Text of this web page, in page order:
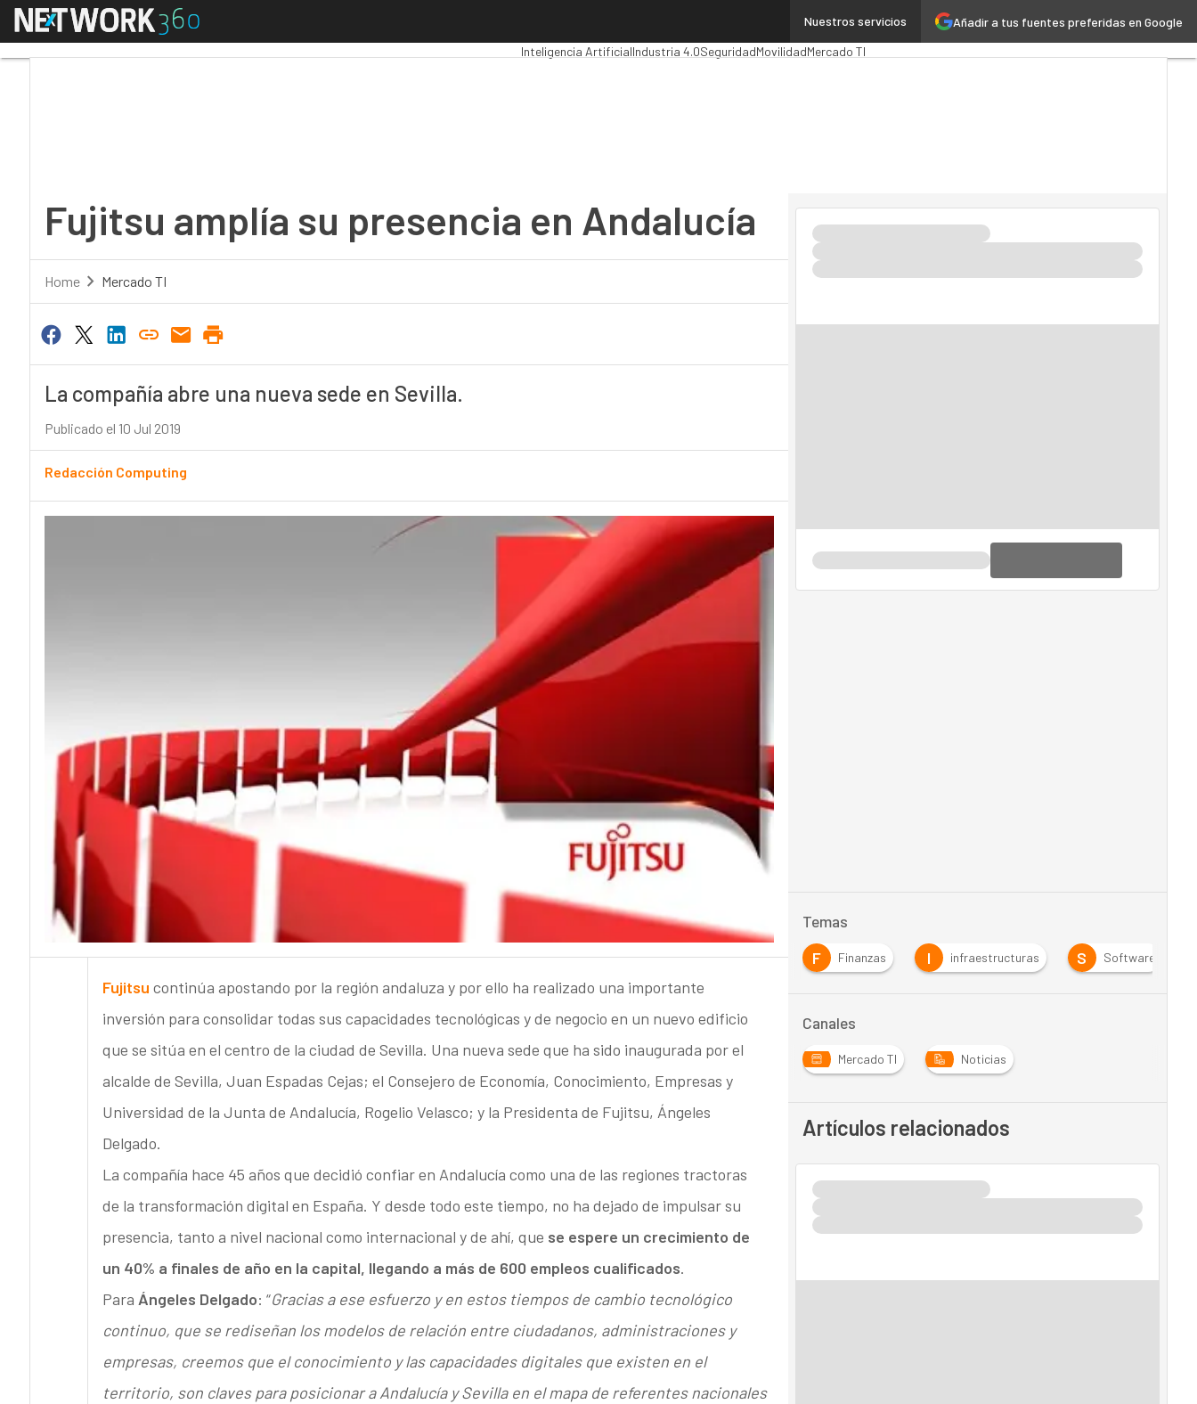
Añadir a tus fuentes preferidas en Google
Nuestros servicios
Menú MarTechCloud
Inteligencia ArtificialIndustria 4.0SeguridadMovilidadMercado TI
Fujitsu amplía su presencia en Andalucía
Home Mercado TI
La compañía abre una nueva sede en Sevilla.
Publicado el 10 Jul 2019
Redacción Computing
Fujitsu continúa apostando por la región andaluza y por ello ha realizado una importante
inversión para consolidar todas sus capacidades tecnológicas y de negocio en un nuevo edificio
que se sitúa en el centro de la ciudad de Sevilla. Una nueva sede que ha sido inaugurada por el
alcalde de Sevilla, Juan Espadas Cejas; el Consejero de Economía, Conocimiento, Empresas y
Universidad de la Junta de Andalucía, Rogelio Velasco; y la Presidenta de Fujitsu, Ángeles
Delgado.
La compañía hace 45 años que decidió confiar en Andalucía como una de las regiones tractoras
de la transformación digital en España. Y desde todo este tiempo, no ha dejado de impulsar su
presencia, tanto a nivel nacional como internacional y de ahí, que se espere un crecimiento de
un 40% a finales de año en la capital, llegando a más de 600 empleos cualificados.
Para Ángeles Delgado: “Gracias a ese esfuerzo y en estos tiempos de cambio tecnológico
continuo, que se rediseñan los modelos de relación entre ciudadanos, administraciones y
empresas, creemos que el conocimiento y las capacidades digitales que existen en el
territorio, son claves para posicionar a Andalucía y Sevilla en el mapa de referentes nacionales
Temas
E
Estrategia F Finanzas I infraestructuras S Software
Canales
Mercado TI Noticias
Artículos relacionados